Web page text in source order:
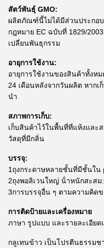
สัตว์พันธุ์ GMO:
ผลิตภัณฑ์นี้ไม่ได้มีส่วนประกอบ
กฎหมาย EC ฉบับที่ 1829/
เปลี่ยนพันธุกรรม
อายุการใช้งาน:
อายุการใช้งานของสินค้าทั้งห
24 เดือนหลังจากวันผลิต หากเ
นํา
สภาพการเก็บ:
เก็บสินค้าไว้ในพื้นที่ที่แห้งและส
วัสดุที่มีกลิ่น
บรรจุ:
1ถุงกระดาษหลายชั้นที่มีชั้นใน
2ถุงพอลิเวนใหญ่ น้ําหนักสะสม
3การบรรจุอื่น ๆ ตามความคิด
การติดป้ายและเครื่องหมาย
ภาษา รูปแบบ และรายละเอีย
กลูเทนข้าว เป็นโปรตีนธรรม